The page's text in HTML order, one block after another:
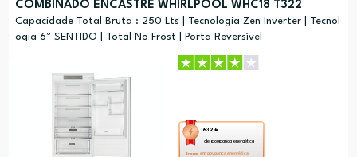
COMBINADO ENCASTRE WHIRLPOOL WHC18 T322
Capacidade Total Bruta : 250 Lts | Tecnologia Zen Inverter | Tecnol
ogia 6º SENTIDO | Total No Frost | Porta Reversível
632 €
de poupança energética
Bronze em poupança energética
Esta
ação